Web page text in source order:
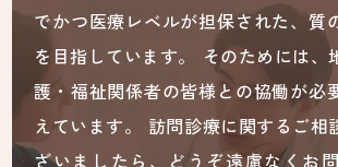
でかつ医療レベルが担保された、質
を目指しています。 そのためには、
護・福祉関係者の皆様との協働が必
えています。 訪問診療に関するご相
ざいましたら、どうぞ遠慮なくお